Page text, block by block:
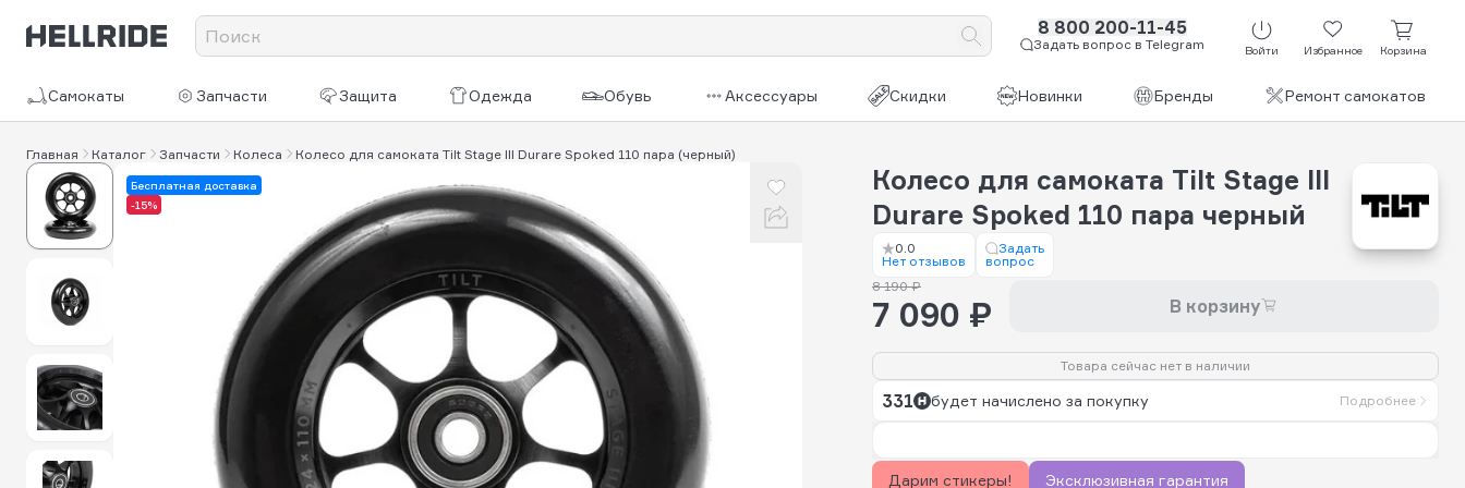
8 800 200-11-45
Задать вопрос в Telegram Войти Избранное Корзина
Самокаты Запчасти Защита Одежда Обувь Аксессуары Скидки Новинки Бренды Ремонт самокатов
Главная Каталог Запчасти Колеса Колесо для самоката Tilt Stage III Durare Spoked 110 пара (черный)
Бесплатная доставка
-15%
Колесо для самоката Tilt Stage III
Durare Spoked 110 пара черный
0.0
Нет отзывов
Задать
вопрос
8 190 ₽
7 090 ₽ В корзину
Товара сейчас нет в наличии
331 будет начислено за покупку Подробнее
Дарим стикеры! Эксклюзивная гарантия